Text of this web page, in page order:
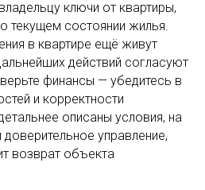
ключи от квартиры,
текущем состоянии жилья.
в квартире ещё живут
действий согласуют
финансы — убедитесь в
и корректности
описаны условия, на
управление,
возврат объекта